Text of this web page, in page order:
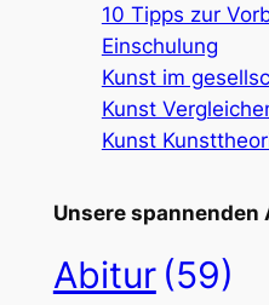
10 Tipps zur
Einschulung
Kunst im
Kunst
Kunst
Unsere spannenden
Abitur (59)